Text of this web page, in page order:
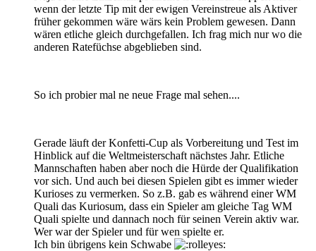
wenn der letzte Tip mit der ewigen Vereinstreue als Aktiver
früher gekommen wäre wärs kein Problem gewesen. Dann
wären etliche gleich durchgefallen. Ich frag mich nur wo die
anderen Ratefüchse abgeblieben sind.
So ich probier mal ne neue Frage mal sehen....
Gerade läuft der Konfetti-Cup als Vorbereitung und Test im
Hinblick auf die Weltmeisterschaft nächstes Jahr. Etliche
Mannschaften haben aber noch die Hürde der Qualifikation
vor sich. Und auch bei diesen Spielen gibt es immer wieder
Kurioses zu vermerken. So z.B. gab es während einer WM
Quali das Kuriosum, dass ein Spieler am gleiche Tag WM
Quali spielte und dannach noch für seinen Verein aktiv war.
Wer war der Spieler und für wen spielte er.
Ich bin übrigens kein Schwabe